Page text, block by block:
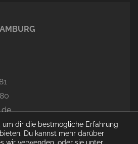
um dir die bestmögliche Erfahrung
Du kannst mehr darüber